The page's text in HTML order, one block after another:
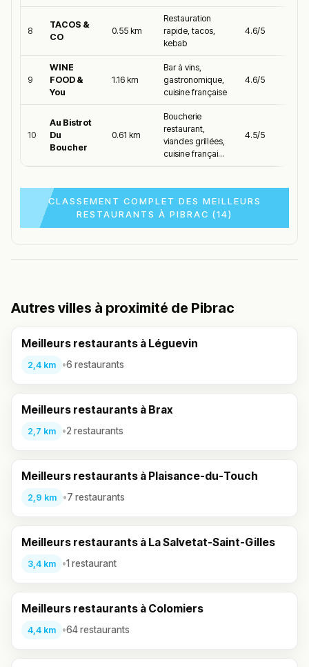
8
TACOS &
CO
0.55 km
Restauration
rapide, tacos,
kebab
4.6/5
9
WINE
FOOD &
You
1.16 km
Bar à vins,
gastronomique,
cuisine française
4.6/5
10
Au Bistrot
Du
Boucher
0.61 km
Boucherie
restaurant,
viandes grillées,
cuisine françai...
4.5/5
CLASSEMENT COMPLET DES MEILLEURS
RESTAURANTS À PIBRAC (14)
Autres villes à proximité de Pibrac
Meilleurs restaurants à Léguevin
2,4 km •6 restaurants
Meilleurs restaurants à Brax
2,7 km •2 restaurants
Meilleurs restaurants à Plaisance-du-Touch
2,9 km •7 restaurants
Meilleurs restaurants à La Salvetat-Saint-Gilles
3,4 km •1 restaurant
Meilleurs restaurants à Colomiers
4,4 km •64 restaurants